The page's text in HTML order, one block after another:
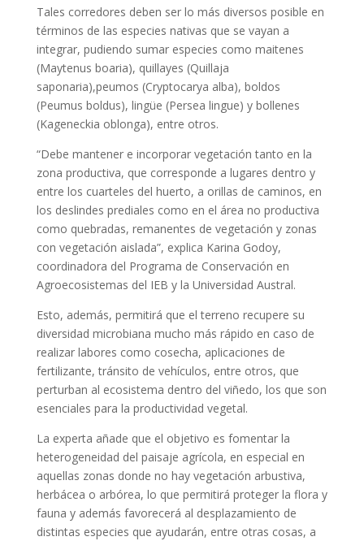
Tales corredores deben ser lo más diversos posible en
términos de las especies nativas que se vayan a
integrar, pudiendo sumar especies como maitenes
(Maytenus boaria), quillayes (Quillaja
saponaria),peumos (Cryptocarya alba), boldos
(Peumus boldus), lingüe (Persea lingue) y bollenes
(Kageneckia oblonga), entre otros.
“Debe mantener e incorporar vegetación tanto en la
zona productiva, que corresponde a lugares dentro y
entre los cuarteles del huerto, a orillas de caminos, en
los deslindes prediales como en el área no productiva
como quebradas, remanentes de vegetación y zonas
con vegetación aislada”, explica Karina Godoy,
coordinadora del Programa de Conservación en
Agroecosistemas del IEB y la Universidad Austral.
Esto, además, permitirá que el terreno recupere su
diversidad microbiana mucho más rápido en caso de
realizar labores como cosecha, aplicaciones de
fertilizante, tránsito de vehículos, entre otros, que
perturban al ecosistema dentro del viñedo, los que son
esenciales para la productividad vegetal.
La experta añade que el objetivo es fomentar la
heterogeneidad del paisaje agrícola, en especial en
aquellas zonas donde no hay vegetación arbustiva,
herbácea o arbórea, lo que permitirá proteger la flora y
fauna y además favorecerá al desplazamiento de
distintas especies que ayudarán, entre otras cosas, a